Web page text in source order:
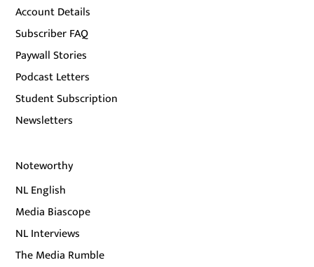
Account Details
Subscriber FAQ
Paywall Stories
Podcast Letters
Student Subscription
Newsletters
Noteworthy
NL English
Media Biascope
NL Interviews
The Media Rumble